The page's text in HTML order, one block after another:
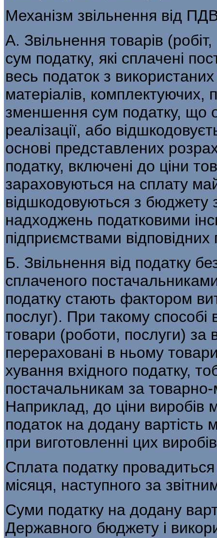
Механізм звільнення від
А. Звільнення товарів
сум податку, які сплачені
весь податок з
матеріалів,
зменшення сум податку, що
реалізації, або
основі представлених
податку, включені до ціни
зараховуються на сплату
відшкодовуються з бюджету
надходжень податковими
підприємства­ми
Б. Звільнення від податку
сплаче­ного
податку стають фак­тором
послуг). При такому способі
товари (роботи, послуги) за
перераховані в ньому
хування вхідного податку,
постачаль­никам за товарно-
Наприклад, до ціни виробів
податок на додану вартість
при виготовленні цих
Сплата податку
місяця, наступного за
Суми податку на додану
Державного бюджету і